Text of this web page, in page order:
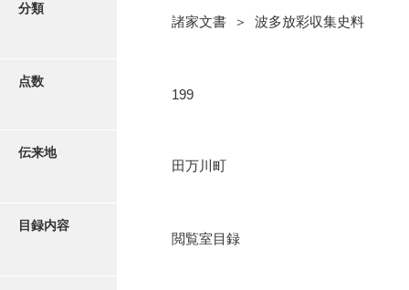
荒瀬家文書（防府市）
近代刊行写真帳類
分類
諸家文書 ＞ 波多放彩収集史料
点数
199
伝来地
田万川町
目録内容
閲覧室目録